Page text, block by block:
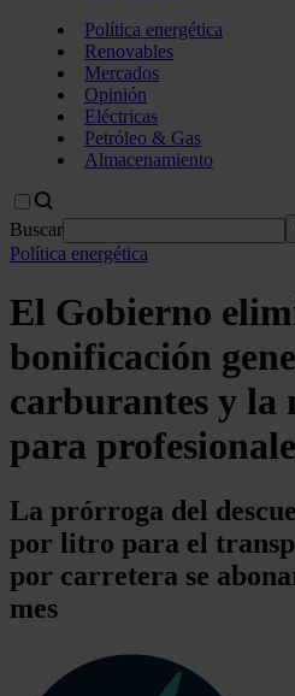
Política energética
Renovables
Mercados
Opinión
Eléctricas
Petróleo & Gas
Almacenamiento
Buscar
Política energética
El Gobierno
bonificación
carburantes y la
para
La prórroga del
por litro para el
por carretera se
mes